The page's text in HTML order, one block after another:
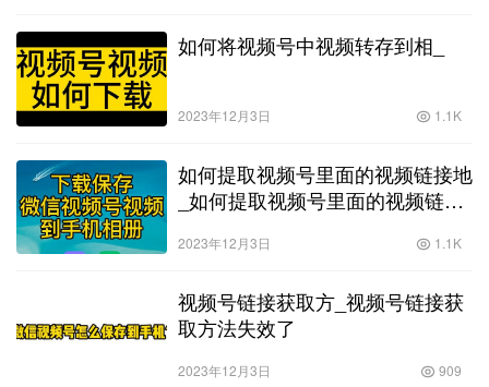
险；而屏幕录制则相对麻烦一些，但也是一个较为稳妥
的下载方式。总结起来，虽然微信视频号暂时未提供视
频下载功能，但我们仍然可以通过以上方法来实现视频
的下载。在使用这些方法的过程中，一定要注意版权问
题，尊重原作者的劳动成果，合理使用视频内容。希望
号上找到自己喜欢的视频并进行收藏。
如何将视频号中视频转存到相_
2023年12月3日 1.1K
如何提取视频号里面的视频链接地
_如何提取视频号里面的视频链接
2023年12月3日 1.1K
视频号链接获取方_视频号链接获
取方法失效了
2023年12月3日 909